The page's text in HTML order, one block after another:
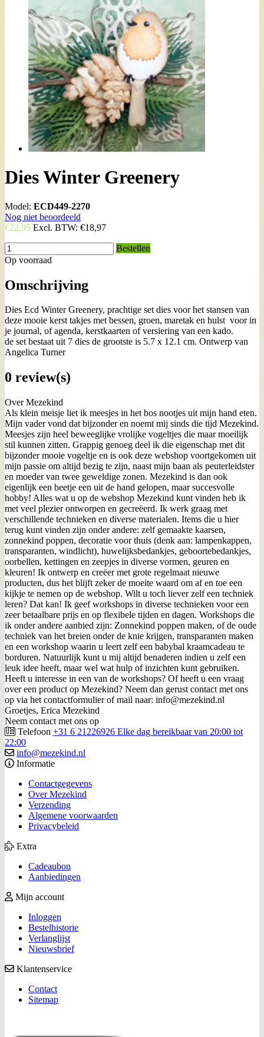
Dies Winter Greenery
Model: ECD449-2270
Nog niet beoordeeld
€22,95 Excl. BTW: €18,97
Bestellen
Op voorraad
Omschrijving
Dies Ecd Winter Greenery, prachtige set dies voor het stansen van
deze mooie kerst takjes met bessen, groen, maretak en hulst voor in
je journal, of agenda, kerstkaarten of versiering van een kado.
de set bestaat uit 7 dies de grootste is 5.7 x 12.1 cm. Ontwerp van
Angelica Turner
0 review(s)
Over Mezekind
Als klein meisje liet ik meesjes in het bos nootjes uit mijn hand eten.
Mijn vader vond dat bijzonder en noemt mij sinds die tijd Mezekind.
Meesjes zijn heel beweeglijke vrolijke vogeltjes die maar moeilijk
stil kunnen zitten. Grappig genoeg deel ik die eigenschap met dit
bijzonder mooie vogeltje en is ook deze webshop voortgekomen uit
mijn passie om altijd bezig te zijn, naast mijn baan als peuterleidster
en moeder van twee geweldige zonen. Mezekind is dan ook
eigenlijk een beetje een uit de hand gelopen, maar succesvolle
hobby! Alles wat u op de webshop Mezekind kunt vinden heb ik
met veel plezier ontworpen en gecreëerd. Ik werk graag met
verschillende technieken en diverse materialen. Items die u hier
terug kunt vinden zijn onder andere: zelf gemaakte kaarsen,
zonnekind poppen, decoratie voor thuis (denk aan: lampenkappen,
transparanten, windlicht), huwelijksbedankjes, geboortebedankjes,
oorbellen, kettingen en zeepjes in diverse vormen, geuren en
kleuren! Ik ontwerp en creëer met grote regelmaat nieuwe
producten, dus het blijft zeker de moeite waard om af en toe een
kijkje te nemen op de webshop. Wilt u toch liever zelf een techniek
leren? Dat kan! Ik geef workshops in diverse technieken voor een
zeer betaalbare prijs en op flexibele tijden en dagen. Workshops die
ik onder andere aanbied zijn: Zonnekind poppen maken, of de oude
techniek van het breien onder de knie krijgen, transparanten maken
en een workshop waarin u leert zelf een babybal kraamcadeau te
borduren. Natuurlijk kunt u mij altijd benaderen indien u zelf een
leuk idee heeft, maar wel wat hulp of inzichten kunt gebruiken.
Heeft u interesse in een van de workshops? Of heeft u een vraag
over een product op Mezekind? Neem dan gerust contact met ons
op via het contactformulier of mail naar: info@mezekind.nl
Groetjes, Erica Mezekind
Neem contact met ons op
Telefoon +31 6 21226926 Elke dag bereikbaar van 20:00 tot
22:00
info@mezekind.nl
Informatie
Contactgegevens
Over Mezekind
Verzending
Algemene voorwaarden
Privacybeleid
Extra
Cadeaubon
Aanbiedingen
Mijn account
Inloggen
Bestelhistorie
Verlanglijst
Nieuwsbrief
Klantenservice
Contact
Sitemap